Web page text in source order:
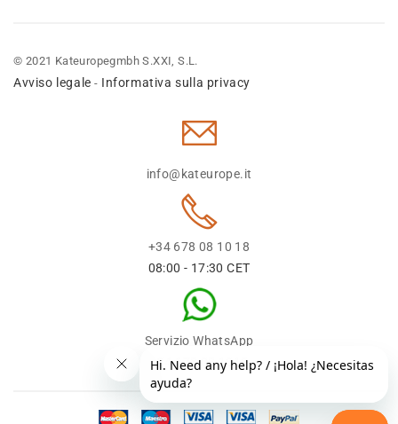
© 2021 Kateuropegmbh S.XXI, S.L.
Avviso legale - Informativa sulla privacy
info@kateurope.it
+34 678 08 10 18
08:00 - 17:30 CET
Servizio WhatsApp
+34 678 08 1018